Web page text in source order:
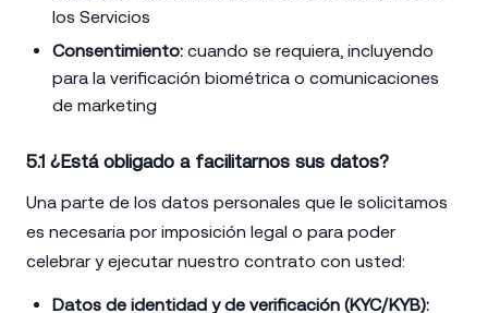
los Servicios
Consentimiento: cuando se requiera, incluyendo
para la verificación biométrica o comunicaciones
de marketing
5.1 ¿Está obligado a facilitarnos sus datos?
Una parte de los datos personales que le solicitamos
es necesaria por imposición legal o para poder
celebrar y ejecutar nuestro contrato con usted:
Datos de identidad y de verificación (KYC/KYB):